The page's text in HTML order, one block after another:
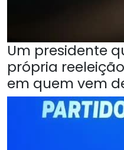
Um presidente
própria
em quem vem